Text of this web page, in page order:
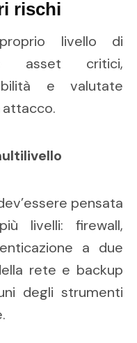
rischi
livello di
asset critici,
e valutate
attacco.
pensata
livelli: firewall,
a due
rete e backup
degli strumenti